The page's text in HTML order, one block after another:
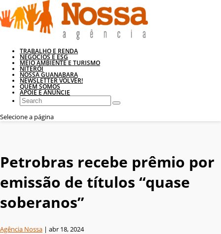
TRABALHO E RENDA
NEGÓCIOS E ESG
MEIO AMBIENTE E TURISMO
NITERÓI
NOSSA GUANABARA
NEWSLETTER VOLVER!
QUEM SOMOS
APOIE E ANUNCIE
Selecione a página
Petrobras recebe prêmio por
emissão de títulos “quase
soberanos”
Agência Nossa | abr 18, 2024